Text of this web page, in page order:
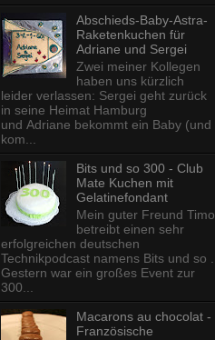
Abschieds-Baby-Astra-
Raketenkuchen für
Adriane und Sergei
Zwei meiner Kollegen
haben uns kürzlich
leider verlassen: Sergei geht zurück
in seine Heimat Hamburg
und Adriane bekommt ein Baby (und
kom...
Bits und so 300 - Club
Mate Kuchen mit
Gelatinefondant
Mein guter Freund Timo
betreibt einen sehr
erfolgreichen deutschen
Technikpodcast namens Bits und so .
Gestern war ein großes Event zur
300...
Macarons au chocolat -
Französische